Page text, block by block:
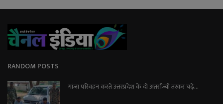
RANDOM POSTS
गांजा परिवहन करते उत्तरप्रदेश के दो अंतर्राज्यी तस्कर चढ़े...